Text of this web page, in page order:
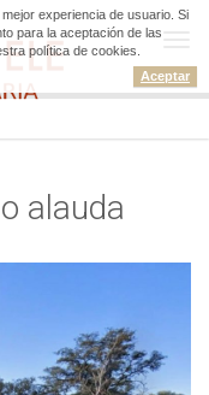
experiencia de usuario. Si
para la aceptación de las
política de cookies.
Aceptar
alauda